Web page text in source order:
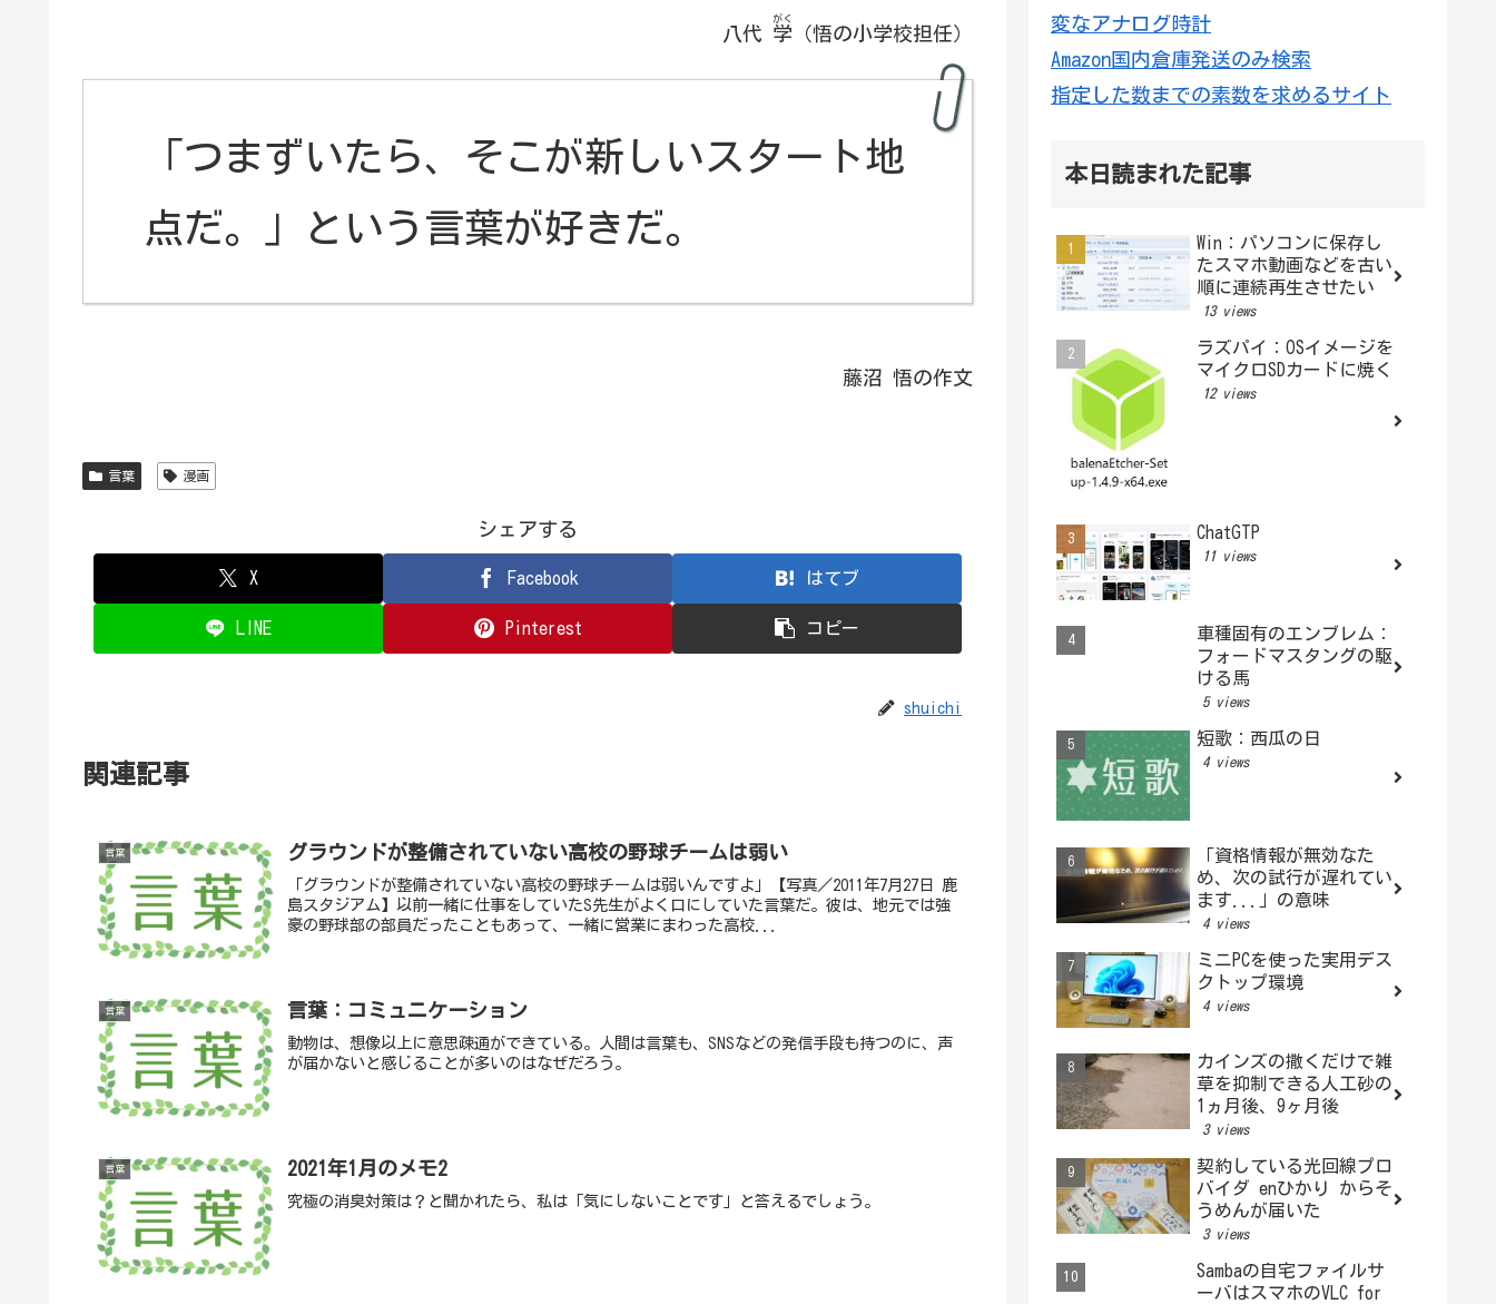
八代 学
がく
（悟の小学校担任）
「つまずいたら、そこが新しいスタート地
点だ。」という言葉が好きだ。
藤沼 悟の作文
言葉 漫画
シェアする
X Facebook はてブ
LINE Pinterest コピー
shuichi
関連記事
言葉 グラウンドが整備されていない高校の野球チームは弱い
「グラウンドが整備されていない高校の野球チームは弱いんですよ」【写真／2011年7月27日 鹿
島スタジアム】以前一緒に仕事をしていたS先生がよく口にしていた言葉だ。彼は、地元では強
豪の野球部の部員だったこともあって、一緒に営業にまわった高校...
言葉 言葉：コミュニケーション
動物は、想像以上に意思疎通ができている。人間は言葉も、SNSなどの発信手段も持つのに、声
が届かないと感じることが多いのはなぜだろう。
言葉 2021年1月のメモ2
究極の消臭対策は？と聞かれたら、私は「気にしないことです」と答えるでしょう。
変なアナログ時計
Amazon国内倉庫発送のみ検索
指定した数までの素数を求めるサイト
本日読まれた記事
Win：パソコンに保存し
たスマホ動画などを古い
順に連続再生させたい
13 views
ラズパイ：OSイメージを
マイクロSDカードに焼く
12 views
ChatGTP
11 views
車種固有のエンブレム：
フォードマスタングの駆
ける馬
5 views
短歌：西瓜の日
4 views
「資格情報が無効なた
め、次の試行が遅れてい
ます...」の意味
4 views
ミニPCを使った実用デス
クトップ環境
4 views
カインズの撒くだけで雑
草を抑制できる人工砂の
1ヵ月後、9ヶ月後
3 views
契約している光回線プロ
バイダ enひかり からそ
うめんが届いた
3 views
Sambaの自宅ファイルサ
ーバはスマホのVLC for